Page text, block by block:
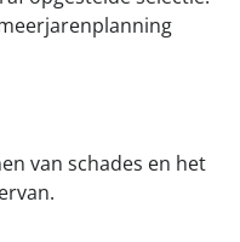
van schades en het